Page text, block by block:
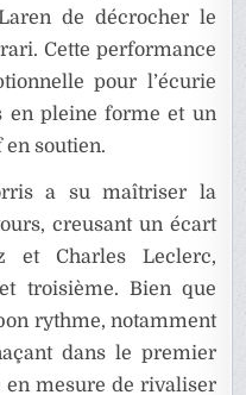
de décrocher le
Cette performance
pour l’écurie
en pleine forme et un
soutien.
a su maîtriser la
creusant un écart
et Charles Leclerc,
troisième. Bien que
rythme, notamment
dans le premier
en mesure de rivaliser